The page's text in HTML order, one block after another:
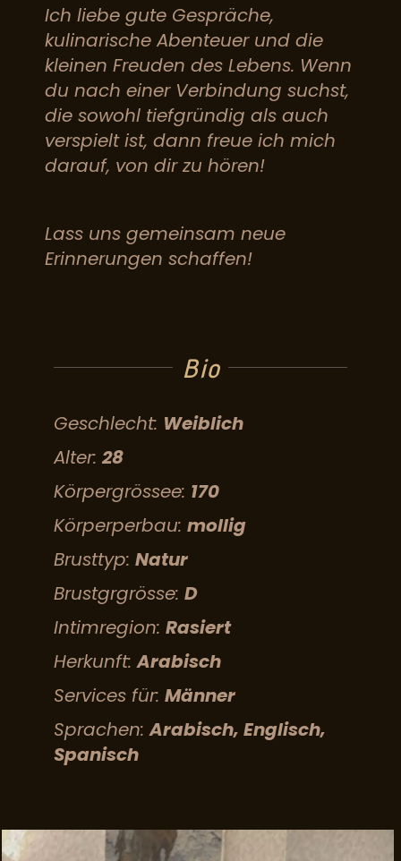
Ich liebe gute Gespräche,
kulinarische Abenteuer und die
kleinen Freuden des Lebens. Wenn
du nach einer Verbindung suchst,
die sowohl tiefgründig als auch
verspielt ist, dann freue ich mich
darauf, von dir zu hören!
Lass uns gemeinsam neue
Erinnerungen schaffen!
Bio
Geschlecht: Weiblich
Alter: 28
Körpergrössee: 170
Körperperbau: mollig
Brusttyp: Natur
Brustgrgrösse: D
Intimregion: Rasiert
Herkunft: Arabisch
Services für: Männer
Sprachen: Arabisch, Englisch,
Spanisch